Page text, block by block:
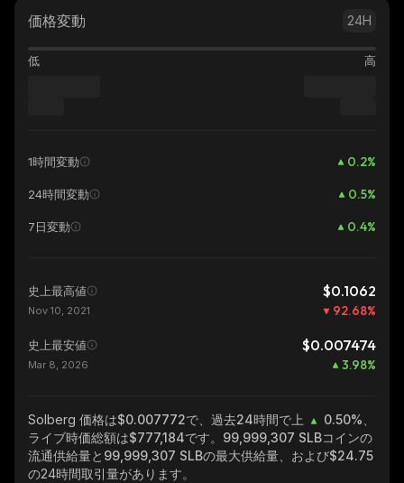
価格変動 24H
低 高
1時間変動 0.2%
24時間変動 0.5%
7日変動 0.4%
史上最高値 $0.1062
Nov 10, 2021 92.68%
史上最安値 $0.007474
Mar 8, 2026 3.98%
Solberg 価格は$0.007772で、過去24時間で上 0.50%
ライブ時価総額は$777,184です。 99,999,307 SLBコインの
流通供給量と 99,999,307 SLBの最大供給量、および$24.75
の24時間取引量があります。